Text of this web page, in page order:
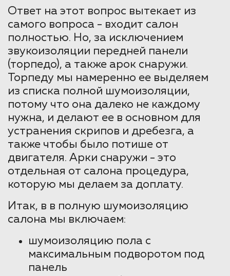
Ответ на этот вопрос вытекает из
самого вопроса - входит салон
полностью. Но, за исключением
звукоизоляции передней панели
(торпедо), а также арок снаружи.
Торпеду мы намеренно ее выделяем
из списка полной шумоизоляции,
потому что она далеко не каждому
нужна, и делают ее в основном для
устранения скрипов и дребезга, а
также чтобы было потише от
двигателя. Арки снаружи - это
отдельная от салона процедура,
которую мы делаем за доплату.
Итак, в в полную шумоизоляцию
салона мы включаем:
шумоизоляцию пола с
максимальным подворотом под
панель